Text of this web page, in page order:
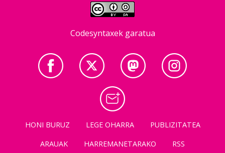
Codesyntaxek garatua
HONI BURUZ LEGE OHARRA
PUBLIZITATEA
ARAUAK
HARREMANETARAKO RSS